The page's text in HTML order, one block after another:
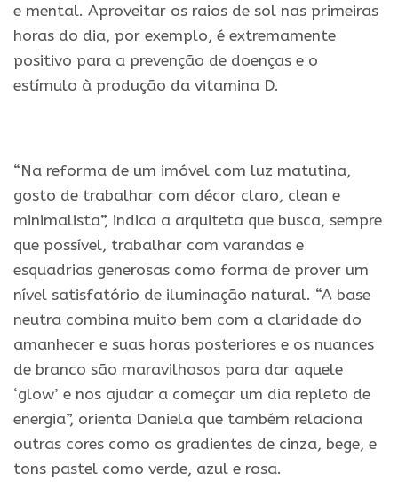
e mental. Aproveitar os raios de sol nas primeiras
horas do dia, por exemplo, é extremamente
positivo para a prevenção de doenças e o
estímulo à produção da vitamina D.
“Na reforma de um imóvel com luz matutina,
gosto de trabalhar com décor claro, clean e
minimalista”, indica a arquiteta que busca, sempre
que possível, trabalhar com varandas e
esquadrias generosas como forma de prover um
nível satisfatório de iluminação natural. “A base
neutra combina muito bem com a claridade do
amanhecer e suas horas posteriores e os nuances
de branco são maravilhosos para dar aquele
‘glow’ e nos ajudar a começar um dia repleto de
energia”, orienta Daniela que também relaciona
outras cores como os gradientes de cinza, bege, e
tons pastel como verde, azul e rosa.